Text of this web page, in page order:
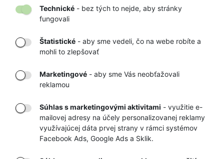
Technické - bez tých to nejde, aby stránky
fungovali
Štatistické - aby sme vedeli, čo na webe robíte a
mohli to zlepšovať
Marketingové - aby sme Vás neobťažovali
reklamou
Súhlas s marketingovými aktivitami - využitie e-
mailovej adresy na účely personalizovanej reklamy
využívajúcej dáta prvej strany v rámci systémov
Facebook Ads, Google Ads a Sklik.
TOVARU AŽ K
VÁM DOMOV
OBCHOD
RÝCHLE
DORUČENIE
GARANCIA
NAJNIŽŠÍCH CIEN